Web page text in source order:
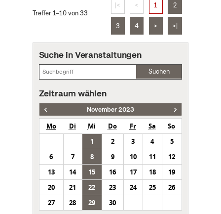
Treffer 1–10 von 33
|< < 1 2
3 4 > >|
Suche in Veranstaltungen
Suchen
Zeitraum wählen
November 2023
Mo Di Mi Do Fr Sa
So
1
2 3 4
5
6
7 8 9 10 11
12
13
14 15 16 17 18
19
20
21 22 23 24 25
26
27
28 29 30